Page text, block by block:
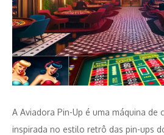
A Aviadora Pin-Up é uma máquina de
inspirada no estilo retrô das pin-ups